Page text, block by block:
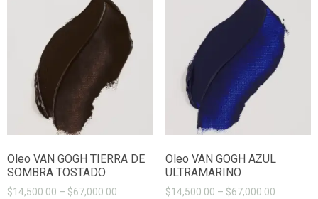
Oleo VAN GOGH TIERRA DE
SOMBRA TOSTADO
$14,500.00 – $67,000.00
Oleo VAN GOGH AZUL
ULTRAMARINO
$14,500.00 – $67,000.00